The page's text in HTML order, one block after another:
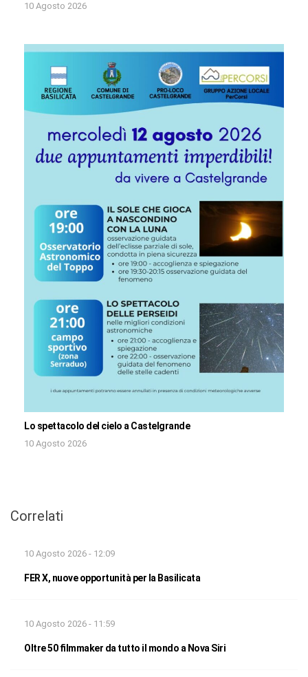
10 Agosto 2026
Lo spettacolo del cielo a Castelgrande
10 Agosto 2026
Correlati
10 Agosto 2026 - 12:09
FER X, nuove opportunità per la Basilicata
10 Agosto 2026 - 11:59
Oltre 50 filmmaker da tutto il mondo a Nova Siri